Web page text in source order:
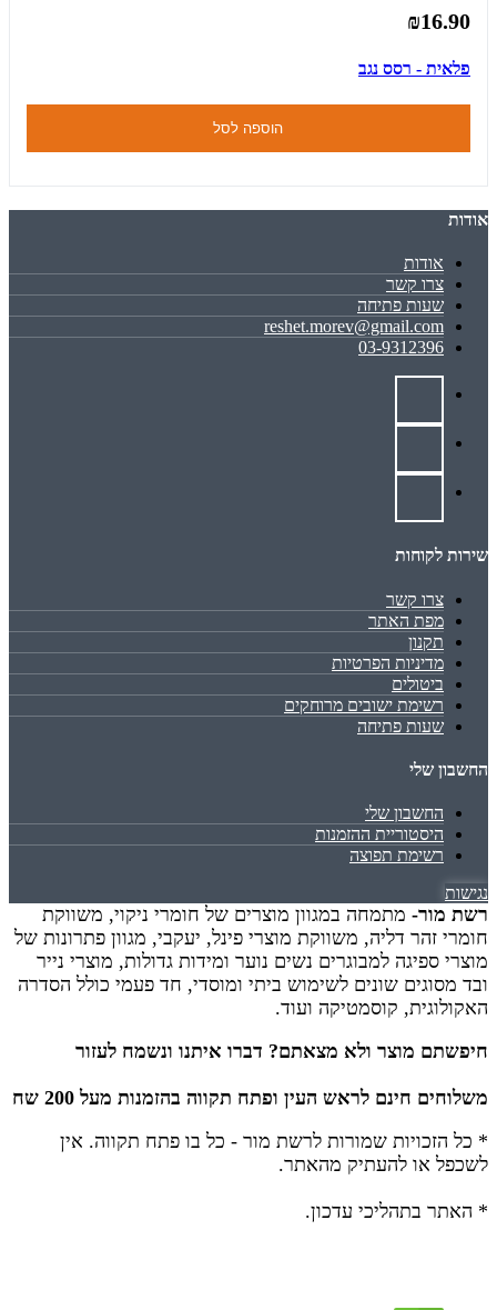
₪16.90
פלאית - רסס נגב
הוספה לסל
אודות
אודות
צרו קשר
שעות פתיחה
reshet.morev@gmail.com
03-9312396
שירות לקוחות
צרו קשר
מפת האתר
תקנון
מדיניות הפרטיות
ביטולים
רשימת ישובים מרוחקים
שעות פתיחה
החשבון שלי
החשבון שלי
היסטוריית ההזמנות
רשימת תפוצה
נגישות
רשת מור- מתמחה במגוון מוצרים של חומרי ניקוי, משווקת
חומרי זהר דליה, משווקת מוצרי פינל, יעקבי, מגוון פתרונות של
מוצרי ספיגה למבוגרים נשים נוער ומידות גדולות, מוצרי נייר
ובד מסוגים שונים לשימוש ביתי ומוסדי, חד פעמי כולל הסדרה
האקולוגית, קוסמטיקה ועוד.
חיפשתם מוצר ולא מצאתם? דברו איתנו ונשמח לעזור
משלוחים חינם לראש העין ופתח תקווה בהזמנות מעל 200 שח
* כל הזכויות שמורות לרשת מור - כל בו פתח תקווה. אין
לשכפל או להעתיק מהאתר.
* האתר בתהליכי עדכון.